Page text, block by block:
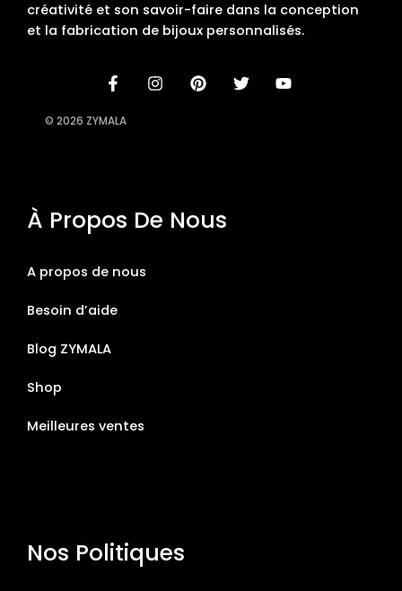
créativité et son savoir-faire dans la conception
et la fabrication de bijoux personnalisés.
© 2026 ZYMALA
À Propos De Nous
A propos de nous
Besoin d’aide
Blog ZYMALA
Shop
Meilleures ventes
Nos Politiques